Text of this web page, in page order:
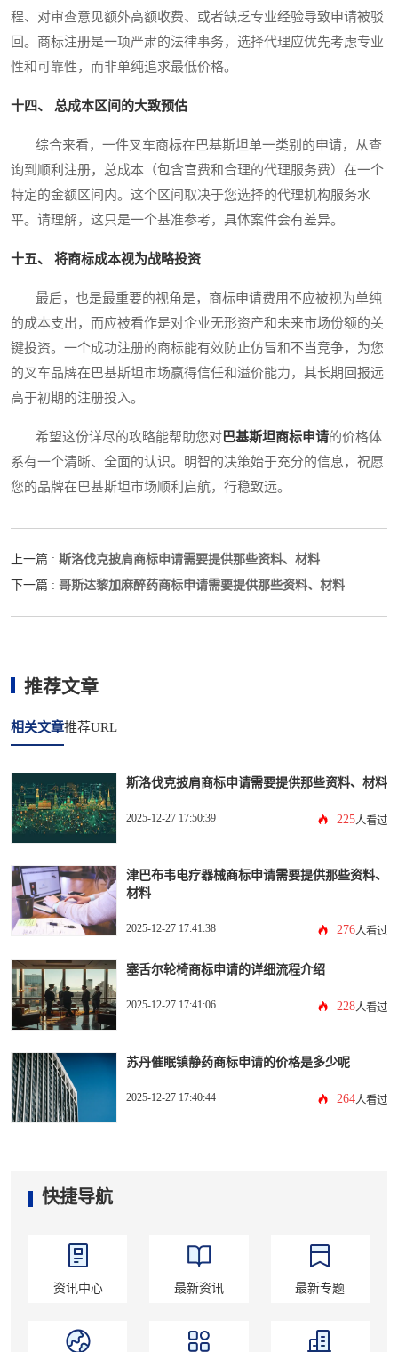
程、对审查意见额外高额收费、或者缺乏专业经验导致申请被驳
回。商标注册是一项严肃的法律事务，选择代理应优先考虑专业
性和可靠性，而非单纯追求最低价格。
十四、 总成本区间的大致预估
综合来看，一件叉车商标在巴基斯坦单一类别的申请，从查
询到顺利注册，总成本（包含官费和合理的代理服务费）在一个
特定的金额区间内。这个区间取决于您选择的代理机构服务水
平。请理解，这只是一个基准参考，具体案件会有差异。
十五、 将商标成本视为战略投资
最后，也是最重要的视角是，商标申请费用不应被视为单纯
的成本支出，而应被看作是对企业无形资产和未来市场份额的关
键投资。一个成功注册的商标能有效防止仿冒和不当竞争，为您
的叉车品牌在巴基斯坦市场赢得信任和溢价能力，其长期回报远
高于初期的注册投入。
希望这份详尽的攻略能帮助您对巴基斯坦商标申请的价格体
系有一个清晰、全面的认识。明智的决策始于充分的信息，祝愿
您的品牌在巴基斯坦市场顺利启航，行稳致远。
上一篇 : 斯洛伐克披肩商标申请需要提供那些资料、材料
下一篇 : 哥斯达黎加麻醉药商标申请需要提供那些资料、材料
推荐文章
相关文章推荐URL
斯洛伐克披肩商标申请需要提供那些资料、材料
2025-12-27 17:50:39 225人看过
津巴布韦电疗器械商标申请需要提供那些资料、
材料
2025-12-27 17:41:38 276人看过
塞舌尔轮椅商标申请的详细流程介绍
2025-12-27 17:41:06 228人看过
苏丹催眠镇静药商标申请的价格是多少呢
2025-12-27 17:40:44 264人看过
快捷导航
资讯中心 最新资讯 最新专题